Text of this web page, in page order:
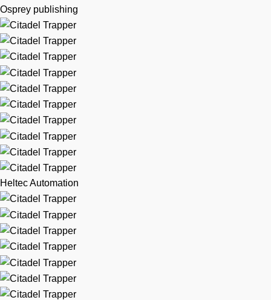
Osprey publishing
Heltec Automation